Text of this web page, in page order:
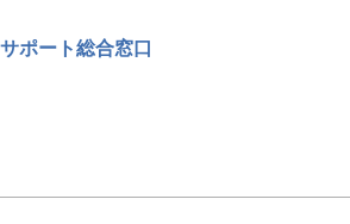
サポート総合窓口